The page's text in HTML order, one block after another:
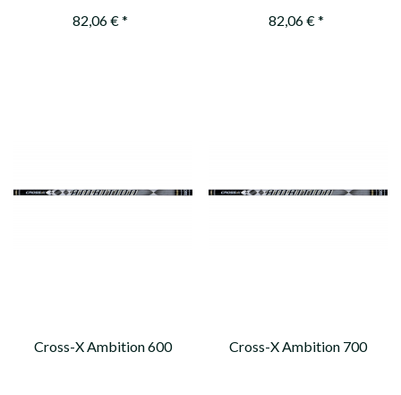
82,06 € * 82,06 € *
Cross-X Ambition 600 Cross-X Ambition 700